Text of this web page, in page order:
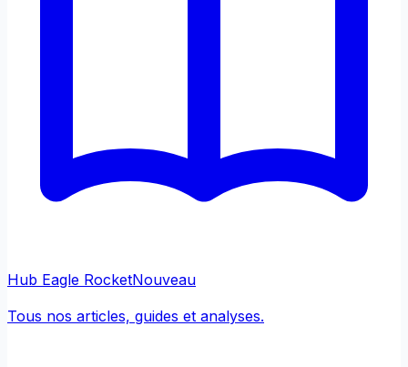
Hub Eagle RocketNouveau
Tous nos articles, guides et analyses.